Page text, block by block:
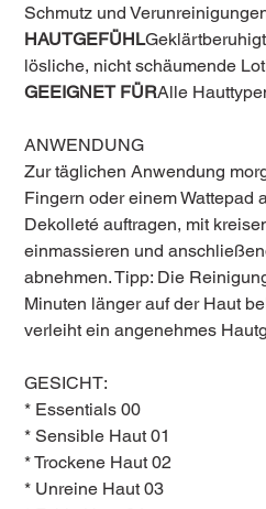
Schmutz und
HAUTGEFÜHL
lösliche, nicht schäumende
GEEIGNET FÜRAlle
ANWENDUNG
Zur täglichen Anwendung
Fingern oder einem Wattepad
Dekolleté auftragen, mit
einmassieren und
abnehmen. Tipp: Die
Minuten länger auf der Haut
verleiht ein angenehmes
GESICHT:
* Essentials 00
* Sensible Haut 01
* Trockene Haut 02
* Unreine Haut 03